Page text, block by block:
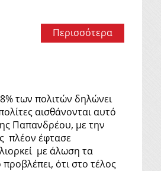
Περισσότερα
των πολιτών δηλώνει
αισθάνονται αυτό
Παπανδρέου, με την
πλέον έφτασε
με άλωση τα
ότι στο τέλος